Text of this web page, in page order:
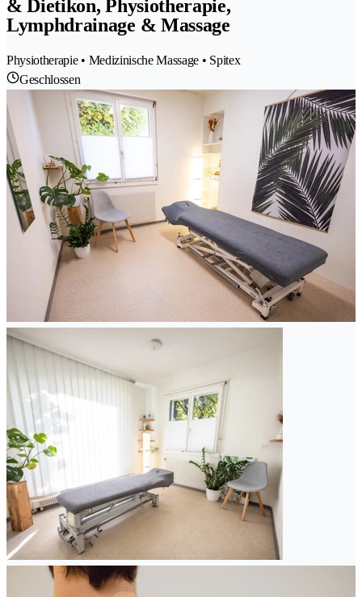
& Dietikon, Physiotherapie,
Lymphdrainage & Massage
Physiotherapie • Medizinische Massage • Spitex
Geschlossen